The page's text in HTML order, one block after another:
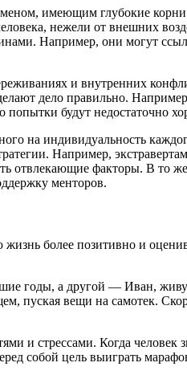
имеющим глубокие
нежели от внешних
Например, они могут
и внутренних
дело правильно.
попытки будут недостаточно
на индивидуальность
Например,
отвлекающие факторы. В то
менторов.
более позитивно и
годы, а другой — Иван,
пуская вещи на самотек.
и стрессами. Когда человек
собой цель выиграть